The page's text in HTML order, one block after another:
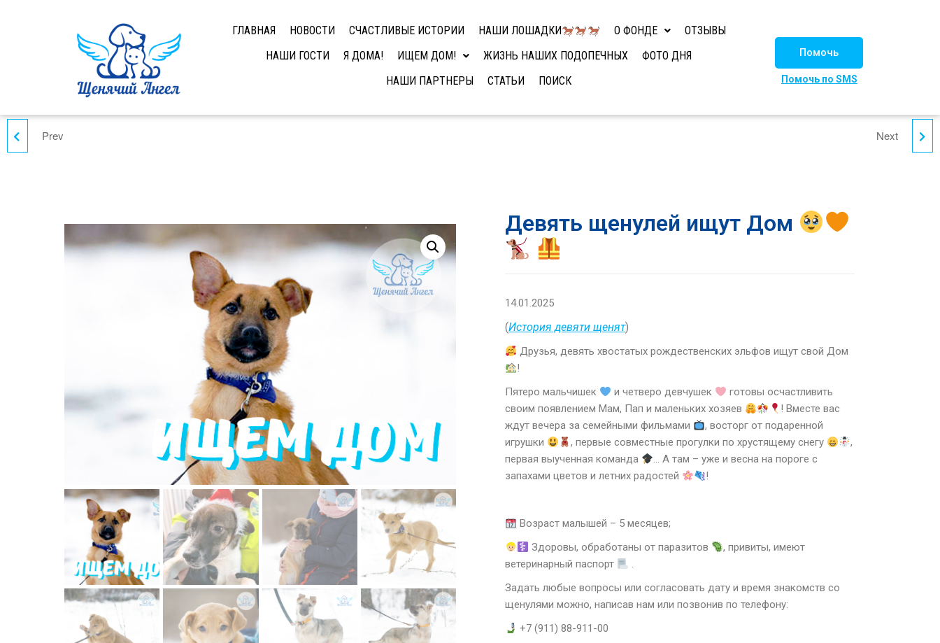
ГЛАВНАЯ НОВОСТИ СЧАСТЛИВЫЕ ИСТОРИИ НАШИ ЛОШАДКИ О ФОНДЕ
ОТЗЫВЫ
НАШИ ГОСТИ
Я ДОМА! ИЩЕМ ДОМ! ЖИЗНЬ НАШИХ ПОДОПЕЧНЫХ
ФОТО ДНЯ
НАШИ ПАРТНЕРЫ
СТАТЬИ ПОИСК
Помочь
Помочь по SMS
ЛИЛИ И ИРИСКА ИЩУТ
Prev СОБАЧУЛЯ ОДРИNext
Девять щенулей ищут Дом
14.01.2025
(История девяти щенят)
Друзья, девять хвостатых рождественских эльфов ищут свой Дом
!
Пятеро мальчишек
и четверо девчушек
готовы осчастливить
своим появлением Мам, Пап и маленьких хозяев
! Вместе вас
ждут вечера за семейными фильмами
, восторг от подаренной
игрушки
, первые совместные прогулки по хрустящему снегу
,
первая выученная команда
… А там – уже и весна на пороге с
запахами цветов и летних радостей
!
Возраст малышей – 5 месяцев;
Здоровы, обработаны от паразитов
, привиты, имеют
ветеринарный паспорт
.
Задать любые вопросы или согласовать дату и время знакомств со
щенулями можно, написав нам или позвонив по телефону:
+7 (911) 88-911-00